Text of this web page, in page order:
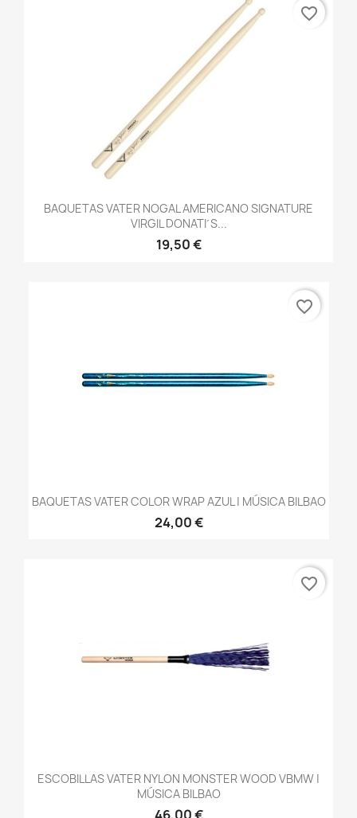
BAQUETAS VATER NOGAL AMERICANO SIGNATURE
VIRGIL DONATI´S...
19,50 €
favorite_border
BAQUETAS VATER COLOR WRAP AZUL | MÚSICA BILBAO
24,00 €
favorite_border
ESCOBILLAS VATER NYLON MONSTER WOOD VBMW |
MÚSICA BILBAO
favorite_border